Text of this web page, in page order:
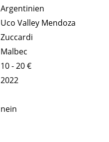
Argentinien
Uco Valley Mendoza
Zuccardi
Malbec
10 - 20 €
2022
nein